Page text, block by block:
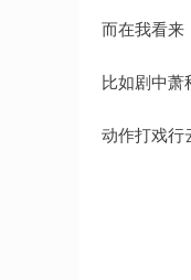
而在我看来
比如剧中萧
动作打戏行